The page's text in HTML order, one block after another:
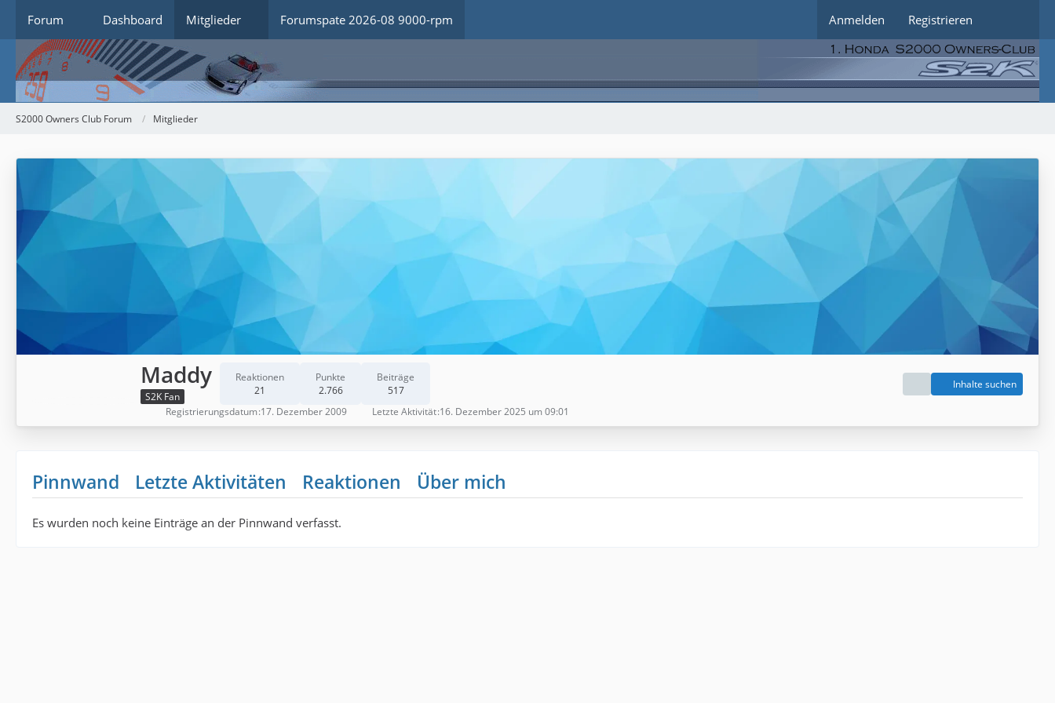
Forum Dashboard Mitglieder Forumspate 2026-08 9000-rpm Anmelden Registrieren
S2000 Owners Club Forum Mitglieder
Maddy
S2K Fan
Reaktionen
21
Punkte
2.766
Beiträge
517
Inhalte suchen
Registrierungsdatum 17. Dezember 2009 Letzte Aktivität 16. Dezember 2025 um 09:01
Pinnwand Letzte Aktivitäten Reaktionen Über mich
Es wurden noch keine Einträge an der Pinnwand verfasst.